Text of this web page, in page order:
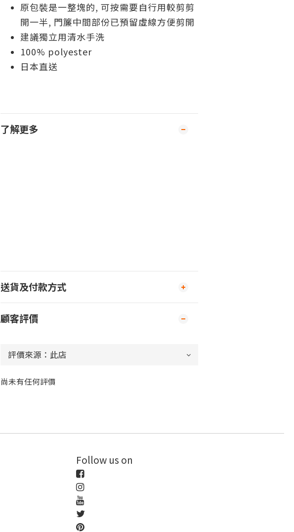
原包裝是一整塊的, 可按需要自行用較剪剪
開一半, 門簾中間部份已預留虛線方便剪開
建議獨立用清水手洗
100% polyester
日本直送
了解更多
送貨及付款方式
顧客評價
尚未有任何評價
Follow us on